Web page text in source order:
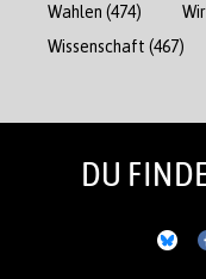
Wahlen (474)
Wissenschaft (467)
DU